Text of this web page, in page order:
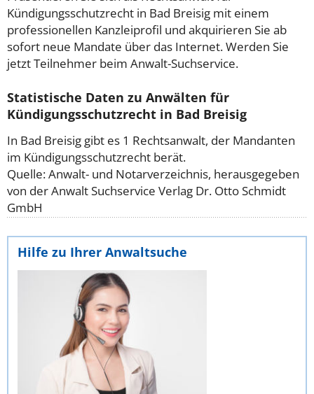
Kündigungsschutzrecht in Bad Breisig mit einem
professionellen Kanzleiprofil und akquirieren Sie ab
sofort neue Mandate über das Internet. Werden Sie
jetzt Teilnehmer beim Anwalt-Suchservice.
Statistische Daten zu Anwälten für
Kündigungsschutzrecht in Bad Breisig
In Bad Breisig gibt es 1 Rechtsanwalt, der Mandanten
im Kündigungsschutzrecht berät.
Quelle: Anwalt- und Notarverzeichnis, herausgegeben
von der Anwalt Suchservice Verlag Dr. Otto Schmidt
GmbH
Hilfe zu Ihrer Anwaltsuche